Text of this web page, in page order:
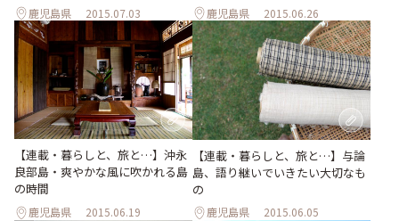
鹿児島県 2015.07.03 鹿児島県 2015.06.26
【連載・暮らしと、旅と…】沖永
良部島・爽やかな風に吹かれる島
の時間
鹿児島県 2015.06.19
【連載・暮らしと、旅と…】与論
島、語り継いでいきたい大切なも
の
鹿児島県 2015.06.05